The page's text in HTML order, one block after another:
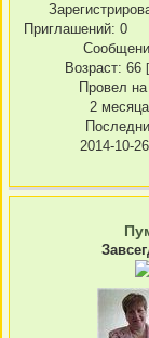
Приглашений: 0
Возраст: 66
Провел
2
2014-10-